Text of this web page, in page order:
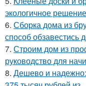
экологичное решение
6. Сборка дома из
способ обзавестись
7. Строим дом из
руководство для
8. Дешево и